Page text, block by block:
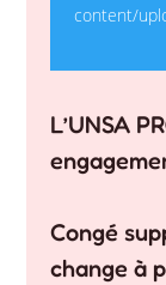
content/
L’UNSA
Congé
change à